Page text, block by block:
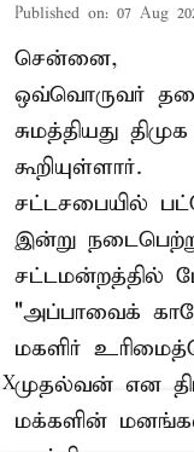
Published on: 07 Aug
சென்னை,
ஒவ்வொருவர்
சுமத்தியது
கூறியுள்ளார்.
சட்டசபையில்
இன்று
சட்டமன்றத்தில்
"அப்பாவைக்
மகளிர்
முதல்வன் என
மக்களின்
X